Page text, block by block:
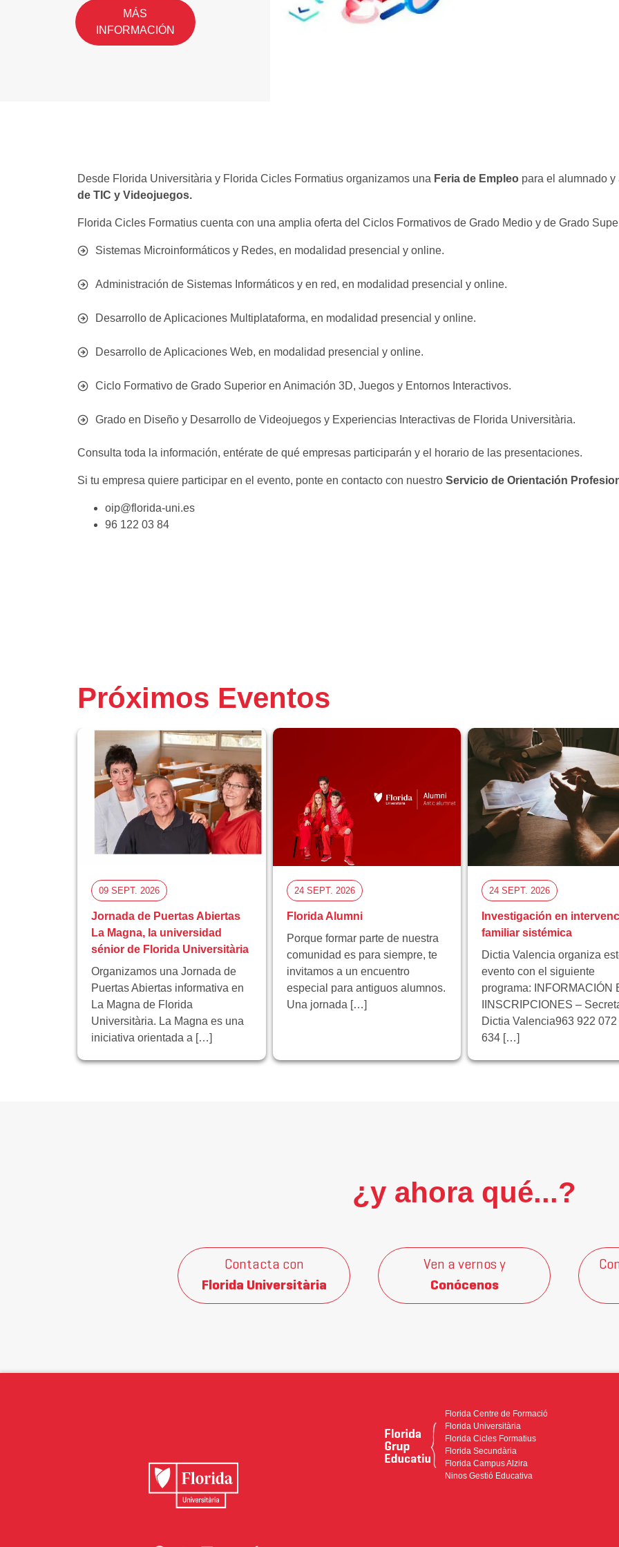
MÁS
INFORMACIÓN
Desde Florida Universitària y Florida Cicles Formatius organizamos una Feria de Empleo para el alumnado
de TIC y Videojuegos.
Florida Cicles Formatius cuenta con una amplia oferta del Ciclos Formativos de Grado Medio y de Grado
Sistemas Microinformáticos y Redes, en modalidad presencial y online.
Administración de Sistemas Informáticos y en red, en modalidad presencial y online.
Desarrollo de Aplicaciones Multiplataforma, en modalidad presencial y online.
Desarrollo de Aplicaciones Web, en modalidad presencial y online.
Ciclo Formativo de Grado Superior en Animación 3D, Juegos y Entornos Interactivos.
Grado en Diseño y Desarrollo de Videojuegos y Experiencias Interactivas de Florida Universitària.
Consulta toda la información, entérate de qué empresas participarán y el horario de las presentaciones.
Si tu empresa quiere participar en el evento, ponte en contacto con nuestro Servicio de Orientación
oip@florida-uni.es
96 122 03 84
Próximos Eventos
09 SEPT. 2026
Jornada de Puertas Abiertas
La Magna, la universidad
sénior de Florida Universitària
Organizamos una Jornada de
Puertas Abiertas informativa en
La Magna de Florida
Universitària. La Magna es una
iniciativa orientada a […]
24 SEPT. 2026
Florida Alumni
Porque formar parte de nuestra
comunidad es para siempre, te
invitamos a un encuentro
especial para antiguos alumnos.
Una jornada […]
24 SEPT. 2026
Investigación en
familiar sistémica
Dictia Valencia organiza
evento con el siguiente
programa: INFORMACIÓN
IINSCRIPCIONES –
Dictia Valencia963 922 072
634 […]
¿y ahora qué...?
Contacta con
Florida Universitària
Ven a vernos y
Conócenos
Florida Centre de Formació
Florida Universitària
Florida Cicles Formatius
Florida Secundària
Florida Campus Alzira
Ninos Gestió Educativa